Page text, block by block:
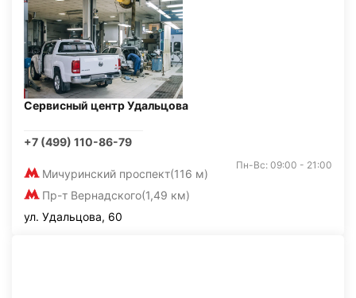
Сервисный центр Удальцова
+7 (499) 110-86-79
Мичуринский проспект(116 м)
Пр-т Вернадского(1,49 км)
Пн-Вс: 09:00 - 21:00
ул. Удальцова, 60